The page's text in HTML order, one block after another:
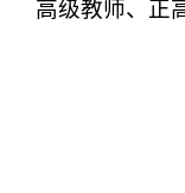
高级教师、正